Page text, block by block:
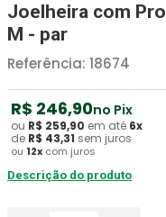
Joelheira com
M - par
Referência: 18674
R$ 246,90no Pix
ou R$ 259,90 em até 6x
de R$ 43,31 sem juros
ou 12x com juros
Descrição do produto
2º Fralda Geriatrica
3º Luva Latex
4º Littmann
5 º Absorvente
6º Estetoscopio
7º Aparelho Pressão